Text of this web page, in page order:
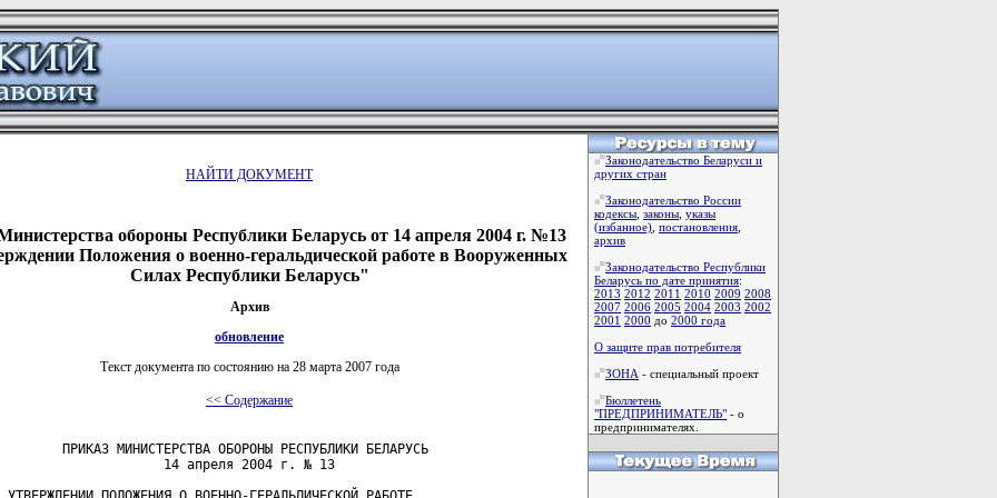
НАЙТИ ДОКУМЕНТ
обороны Республики Беларусь от 14 апреля 2004 г. №13
Положения о военно-геральдической работе в Вооруженных
Силах Республики Беларусь"
Архив
обновление
Текст документа по состоянию на 28 марта 2007 года
<< Содержание
Законодательство Беларуси и
других стран
Законодательство России
кодексы законы указы
(избанное) постановления
архив
Законодательство Республики
Беларусь по дате принятия:
2013 2012 2011 2010 2009 2008
2007 2006 2005 2004 2003 2002
2001 2000 до 2000 года
О защите прав потребителя
ЗОНА - специальный проект
Бюллетень
"ПРЕДПРИНИМАТЕЛЬ" - о
предпринимателях.